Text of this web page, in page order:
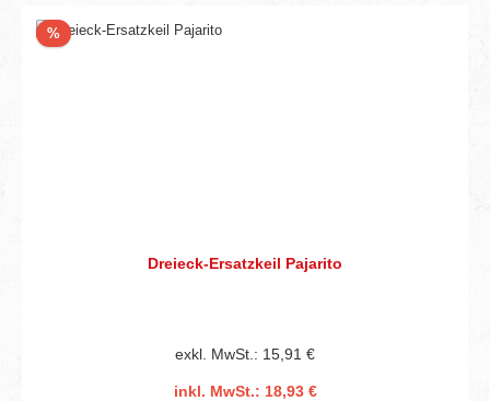
%Rabatt
Dreieck-Ersatzkeil Pajarito
exkl. MwSt.: 15,91 €
inkl. MwSt.: 18,93 €